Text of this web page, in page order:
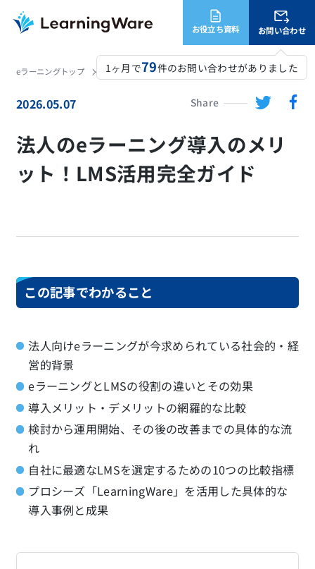
お役立ち資料 お問い合わせ
1ヶ月で79件のお問い合わせがありました
eラーニングトップ LearningWare コラム 法人のeラーニング導入のメリット！LMS活用完全ガイド
Share
2026.05.07
法人のeラーニング導入のメリ
ット！LMS活用完全ガイド
この記事でわかること
法人向けeラーニングが今求められている社会的・経
営的背景
eラーニングとLMSの役割の違いとその効果
導入メリット・デメリットの網羅的な比較
検討から運用開始、その後の改善までの具体的な流
れ
自社に最適なLMSを選定するための10つの比較指標
プロシーズ「LearningWare」を活用した具体的な
導入事例と成果